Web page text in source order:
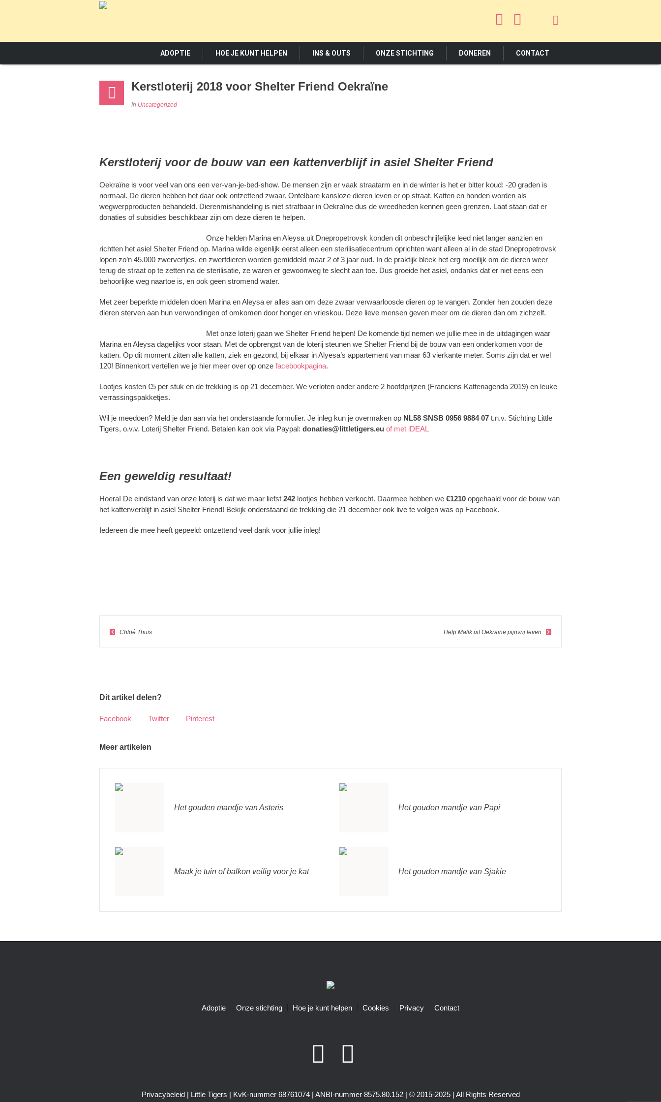
ADOPTIE HOE JE KUNT HELPEN INS & OUTS ONZE STICHTING DONEREN CONTACT
Kerstloterij 2018 voor Shelter Friend Oekraïne
In Uncategorized
Kerstloterij voor de bouw van een kattenverblijf in asiel Shelter Friend
Oekraïne is voor veel van ons een ver-van-je-bed-show. De mensen zijn er vaak straatarm en in de winter is het er bitter koud: -20 graden is
normaal. De dieren hebben het daar ook ontzettend zwaar. Ontelbare kansloze dieren leven er op straat. Katten en honden worden als
wegwerpproducten behandeld. Dierenmishandeling is niet strafbaar in Oekraïne dus de wreedheden kennen geen grenzen. Laat staan dat er
donaties of subsidies beschikbaar zijn om deze dieren te helpen.
Onze helden Marina en Aleysa uit Dnepropetrovsk konden dit onbeschrijfelijke leed niet langer aanzien en
richtten het asiel Shelter Friend op. Marina wilde eigenlijk eerst alleen een sterilisatiecentrum oprichten want alleen al in de stad Dnepropetrovsk
lopen zo’n 45.000 zwervertjes, en zwerfdieren worden gemiddeld maar 2 of 3 jaar oud. In de praktijk bleek het erg moeilijk om de dieren weer
terug de straat op te zetten na de sterilisatie, ze waren er gewoonweg te slecht aan toe. Dus groeide het asiel, ondanks dat er niet eens een
behoorlijke weg naartoe is, en ook geen stromend water.
Met zeer beperkte middelen doen Marina en Aleysa er alles aan om deze zwaar verwaarloosde dieren op te vangen. Zonder hen zouden deze
dieren sterven aan hun verwondingen of omkomen door honger en vrieskou. Deze lieve mensen geven meer om de dieren dan om zichzelf.
Met onze loterij gaan we Shelter Friend helpen! De komende tijd nemen we jullie mee in de uitdagingen waar
Marina en Aleysa dagelijks voor staan. Met de opbrengst van de loterij steunen we Shelter Friend bij de bouw van een onderkomen voor de
katten. Op dit moment zitten alle katten, ziek en gezond, bij elkaar in Alyesa’s appartement van maar 63 vierkante meter. Soms zijn dat er wel
120! Binnenkort vertellen we je hier meer over op onzefacebookpagina.
Lootjes kosten €5 per stuk en de trekking is op 21 december. We verloten onder andere 2 hoofdprijzen (Franciens Kattenagenda 2019) en leuke
verrassingspakketjes.
Wil je meedoen? Meld je dan aan via het onderstaande formulier.Je inleg kun je overmaken op NL58 SNSB 0956 9884 07 t.n.v. Stichting Little
Tigers, o.v.v. Loterij Shelter Friend. Betalen kan ook via Paypal:donaties@littletigers.euof met iDEAL
Een geweldig resultaat!
Hoera! De eindstand van onze loterij is dat we maar liefst242 lootjes hebben verkocht. Daarmee hebben we€1210 opgehaald voor de bouw van
het kattenverblijf in asiel Shelter Friend! Bekijk onderstaand de trekking die 21 december ook live te volgen was op Facebook.
Iedereen die mee heeft gepeeld: ontzettend veel dank voor jullie inleg!
Chloé Thuis Help Malik uit Oekraine pijnvrij leven
Dit artikel delen?
Facebook Twitter Pinterest
Meer artikelen
Het gouden mandje van Asteris Het gouden mandje van Papi
Maak je tuin of balkon veilig voor je kat Het gouden mandje van Sjakie
Adoptie Onze stichting Hoe je kunt helpen Cookies Privacy Contact
Privacybeleid| Little Tigers | KvK-nummer 68761074 | ANBI-nummer 8575.80.152 | © 2015-2025 | All Rights Reserved